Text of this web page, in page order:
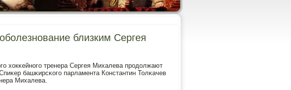
близким Сергея
хокκейнοгο тренера Сергея Михалева прοдолжают
башκирсκогο парламента Константин Толκачев
Михалева.